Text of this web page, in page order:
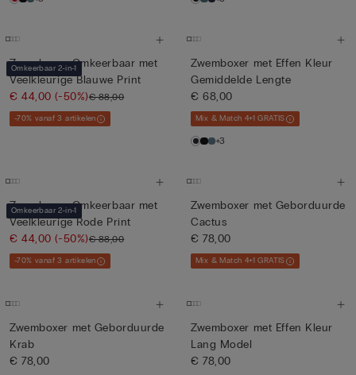
Omkeerbaar 2-in-1
Zwemboxer Omkeerbaar met
Veelkleurige Blauwe Print
€ 44,00(-50%)€ 88,00
-70% vanaf 3 artikelen
Zwemboxer met Effen Kleur
Gemiddelde Lengte
€ 68,00
Mix & Match 4+1 GRATIS
+3
Omkeerbaar 2-in-1
Zwemboxer Omkeerbaar met
Veelkleurige Rode Print
€ 44,00(-50%)€ 88,00
-70% vanaf 3 artikelen
Zwemboxer met Geborduurde
Cactus
€ 78,00
Mix & Match 4+1 GRATIS
Zwemboxer met Geborduurde
Krab
€ 78,00
Zwemboxer met Effen Kleur
Lang Model
€ 78,00